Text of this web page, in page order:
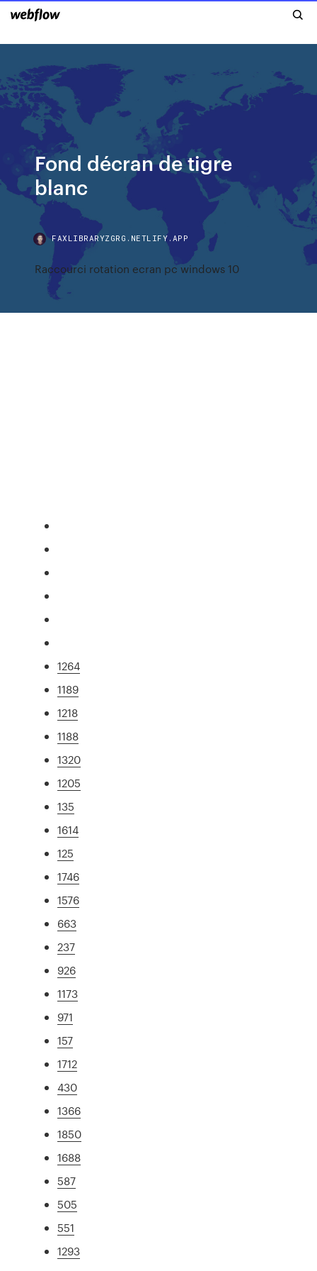
Fond décran de tigre
blanc
FAXLIBRARYZGRG.NETLIFY.APP
Raccourci rotation ecran pc windows 10
1264
1189
1218
1188
1320
1205
135
1614
125
1746
1576
663
237
926
1173
971
157
1712
430
1366
1850
1688
587
505
551
1293